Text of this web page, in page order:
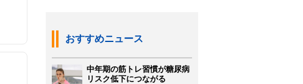
おすすめニュース
中年期の筋トレ習慣が糖尿病
リスク低下につながる